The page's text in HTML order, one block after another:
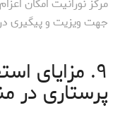
جهت ویزیت و پیگیری
۹. مزایای
پرستاری در